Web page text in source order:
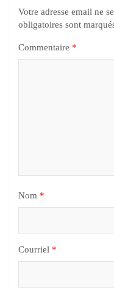
Votre adresse email ne
obligatoires sont
Commentaire *
Nom *
Courriel *